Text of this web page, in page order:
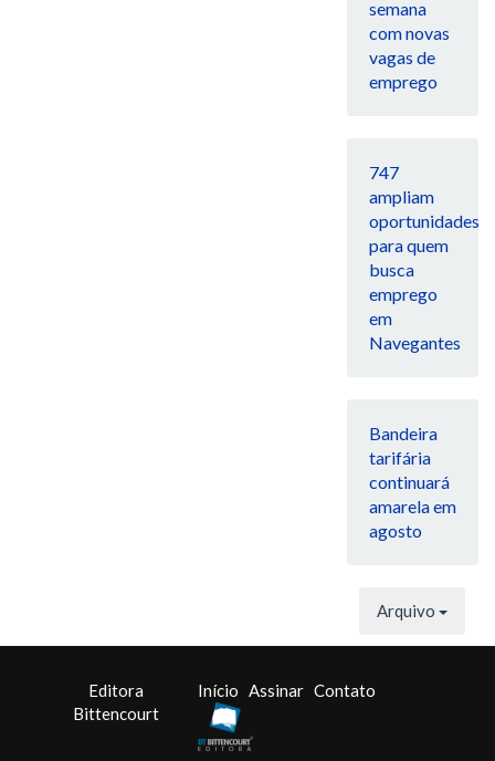
semana
com novas
vagas de
emprego
747
ampliam
oportunidades
para quem
busca
emprego
em
Navegantes
Bandeira
tarifária
continuará
amarela em
agosto
Arquivo
Editora
Bittencourt
Início Assinar Contato